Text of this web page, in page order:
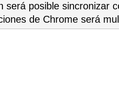
será posible sincronizar
de Chrome será